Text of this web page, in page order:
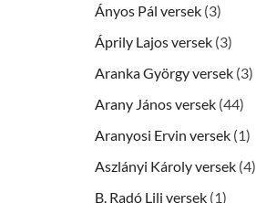
Ányos Pál versek (3)
Áprily Lajos versek (3)
Aranka György versek (3)
Arany János versek (44)
Aranyosi Ervin versek (1)
Aszlányi Károly versek (4)
B. Radó Lili versek (1)